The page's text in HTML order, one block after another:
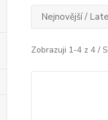
Nejnovější /
Zobrazuji 1-4 z 4 /